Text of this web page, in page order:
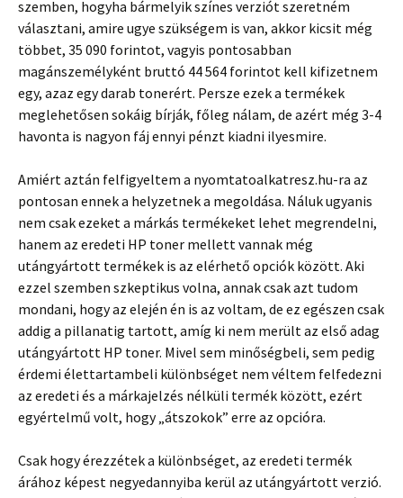
szemben, hogyha bármelyik színes verziót szeretném
választani, amire ugye szükségem is van, akkor kicsit még
többet, 35 090 forintot, vagyis pontosabban
magánszemélyként bruttó 44 564 forintot kell kifizetnem
egy, azaz egy darab tonerért. Persze ezek a termékek
meglehetősen sokáig bírják, főleg nálam, de azért még 3-4
havonta is nagyon fáj ennyi pénzt kiadni ilyesmire.
Amiért aztán felfigyeltem a nyomtatoalkatresz.hu-ra az
pontosan ennek a helyzetnek a megoldása. Náluk ugyanis
nem csak ezeket a márkás termékeket lehet megrendelni,
hanem az eredeti HP toner mellett vannak még
utángyártott termékek is az elérhető opciók között. Aki
ezzel szemben szkeptikus volna, annak csak azt tudom
mondani, hogy az elején én is az voltam, de ez egészen csak
addig a pillanatig tartott, amíg ki nem merült az első adag
utángyártott HP toner. Mivel sem minőségbeli, sem pedig
érdemi élettartambeli különbséget nem véltem felfedezni
az eredeti és a márkajelzés nélküli termék között, ezért
egyértelmű volt, hogy „átszokok” erre az opcióra.
Csak hogy érezzétek a különbséget, az eredeti termék
árához képest negyedannyiba kerül az utángyártott verzió.